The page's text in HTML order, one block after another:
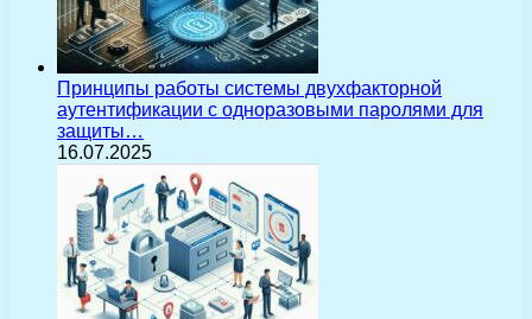
Принципы работы системы двухфакторной
аутентификации с одноразовыми паролями для
защиты…
16.07.2025